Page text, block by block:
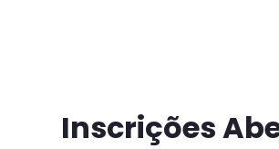
Inscrições